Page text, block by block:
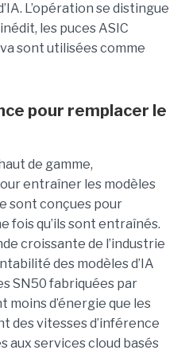
L’opération se distingue
les puces ASIC
sont utilisées comme
pour remplacer le
de gamme,
entraîner les modèles
sont conçues pour
fois qu’ils sont entraînés.
croissante de l’industrie
des modèles d’IA
SN50 fabriquées par
moins d’énergie que les
des vitesses d’inférence
aux services cloud basés